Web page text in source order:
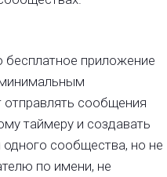
бесплатное приложение
минимальным
сообщения
таймеру и создавать
сообщества, но не
по имени, не